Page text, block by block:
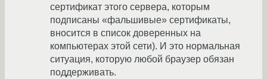
сертификат этого сервера, которым
подписаны «фальшивые» сертификаты,
вносится в список доверенных на
компьютерах этой сети). И это нормальная
ситуация, которую любой браузер обязан
поддерживать.